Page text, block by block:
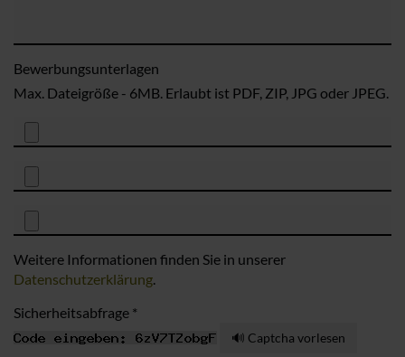
Bewerbungsunterlagen
Max. Dateigröße - 6MB. Erlaubt ist PDF, ZIP, JPG oder JPEG.
Weitere Informationen finden Sie in unserer
Datenschutzerklärung
Sicherheitsabfrage *
🔊 Captcha vorlesen